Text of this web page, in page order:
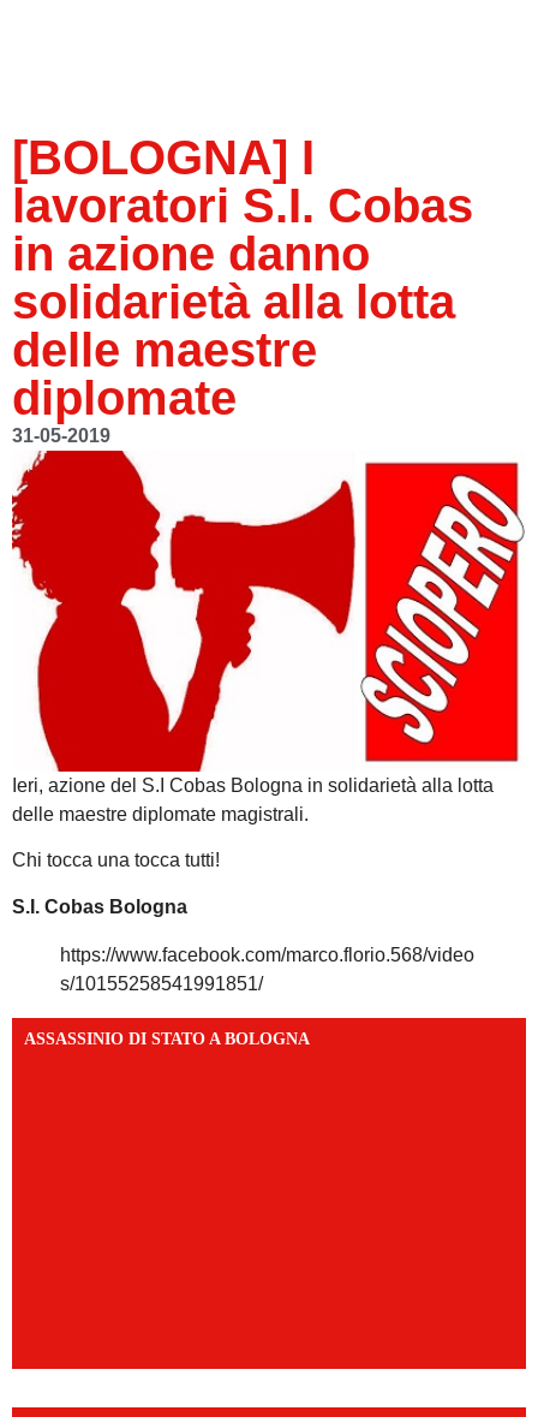
[BOLOGNA] I
lavoratori S.I. Cobas
in azione danno
solidarietà alla lotta
delle maestre
diplomate
31-05-2019
Ieri, azione del S.I Cobas Bologna in solidarietà alla lotta
delle maestre diplomate magistrali.
Chi tocca una tocca tutti!
S.I. Cobas Bologna
https://www.facebook.com/marco.florio.568/video
s/10155258541991851/
ASSASSINIO DI STATO A BOLOGNA